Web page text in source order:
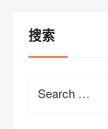
搜索
for: